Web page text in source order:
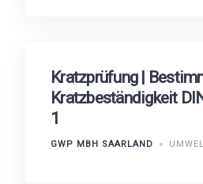
Kratzprüfung |
Kratzbeständigkeit
1
GWP MBH SAARLAND